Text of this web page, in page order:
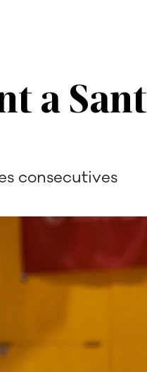
a Sant
consecutives